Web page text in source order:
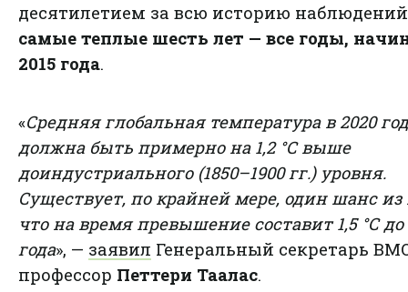
десятилетием за всю историю
самые теплые шесть лет — все годы,
2015 года.
«Средняя глобальная температура в 2020
должна быть примерно на 1,2 °С выше
доиндустриального (1850–1900 гг.) уровня.
Существует, по крайней мере, один шанс из
что на время превышение составит 1,5 °C до
года», — заявил Генеральный секретарь
профессор Петтери Таалас.